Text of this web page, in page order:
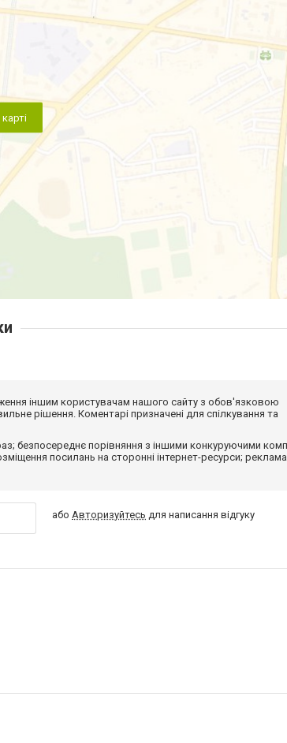
іншим користувачам нашого сайту з обов'язковою
рішення. Коментарі призначені для спілкування та
безпосереднє порівняння з іншими конкуруючими
посилань на сторонні інтернет-ресурси;
або Авторизуйтесь для написання відгуку